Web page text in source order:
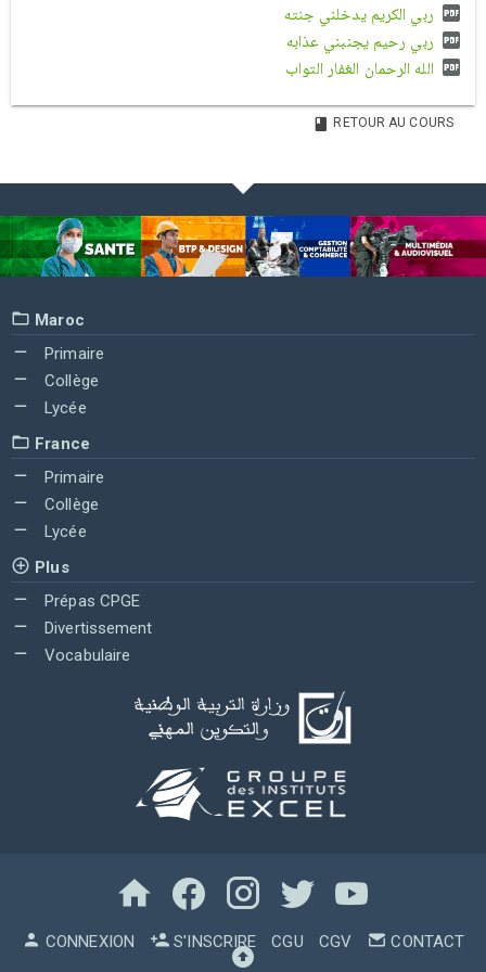
ربي الكريم يدخلني جنته
ربي رحيم يجنبني عذابه
الله الرحمان الغفار التواب
RETOUR AU COURS
Maroc
Primaire
Collège
Lycée
France
Primaire
Collège
Lycée
Plus
Prépas CPGE
Divertissement
Vocabulaire
CONNEXION S'INSCRIRE CGU CGV CONTACT